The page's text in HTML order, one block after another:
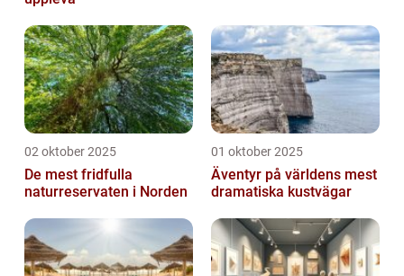
02 oktober 2025
De mest fridfulla
naturreservaten i Norden
01 oktober 2025
Äventyr på världens mest
dramatiska kustvägar